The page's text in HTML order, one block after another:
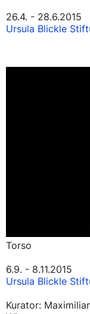
26.4. - 28.6.2015
Ursula Blickle
Torso
6.9. - 8.11.2015
Ursula Blickle
Kurator: